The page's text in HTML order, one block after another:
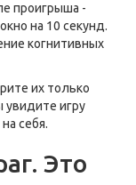
проигрыша -
на 10 секунд.
когнитивных
их только
увидите игру
себя.
Это